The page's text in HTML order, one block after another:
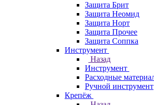
Защита Брит
Защита Неомид
Защита Норт
Защита Прочее
Защита Соппка
Инструмент
Назад
Инструмент
Расходные
Ручной инструмент
Крепёж